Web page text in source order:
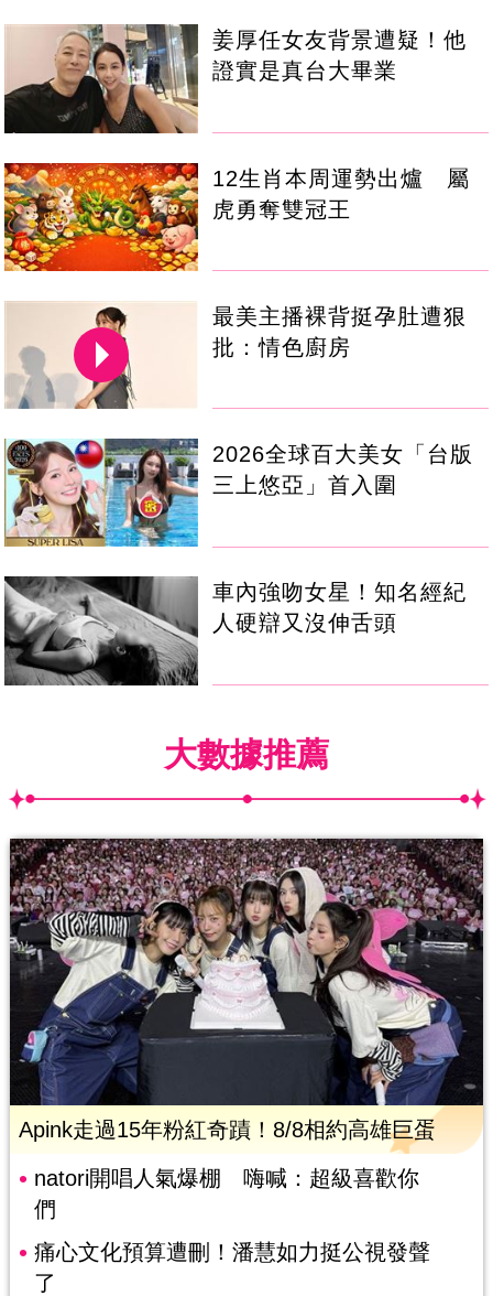
姜厚任女友背景遭疑！他
證實是真台大畢業
12生肖本周運勢出爐 屬
虎勇奪雙冠王
最美主播裸背挺孕肚遭狠
批：情色廚房
2026全球百大美女「台版
三上悠亞」首入圍
車內強吻女星！知名經紀
人硬辯又沒伸舌頭
大數據推薦
Apink走過15年粉紅奇蹟！8/8相約高雄巨蛋
natori開唱人氣爆棚 嗨喊：超級喜歡你
們
痛心文化預算遭刪！潘慧如力挺公視發聲
了